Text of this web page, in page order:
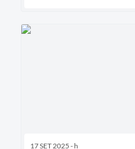
17 SET 2025 - h